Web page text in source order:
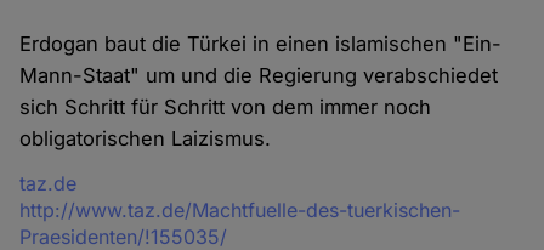
Erdogan baut die Türkei in einen islamischen "Ein-
Mann-Staat" um und die Regierung verabschiedet
sich Schritt für Schritt von dem immer noch
obligatorischen Laizismus.
Quelle
taz.de
http://www.taz.de/Machtfuelle-des-tuerkischen-
Praesidenten/!155035/